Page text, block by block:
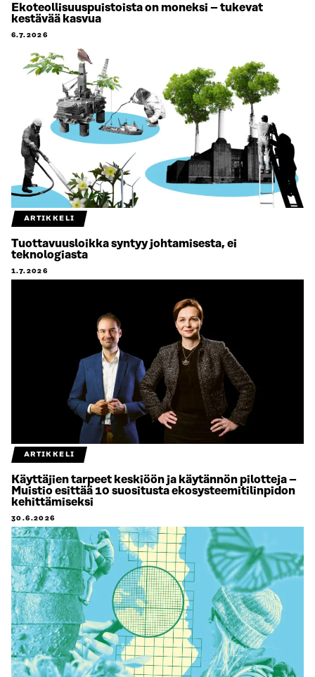
Ekoteollisuuspuistoista on moneksi – tukevat
kestävää kasvua
6.7.2026
ARTIKKELI
Tuottavuusloikka syntyy johtamisesta, ei
teknologiasta
1.7.2026
ARTIKKELI
Käyttäjien tarpeet keskiöön ja käytännön pilotteja –
Muistio esittää 10 suositusta ekosysteemitilinpidon
kehittämiseksi
30.6.2026